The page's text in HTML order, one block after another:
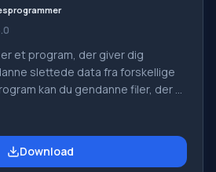
et program, der giver dig
slettede data fra forskellige
kan du gendanne filer, der er
skjult af ondsindet
af softwarefejl, fuldstændig
formatering eller sletning af
Download